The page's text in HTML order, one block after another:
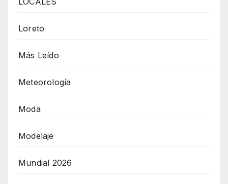
Loreto
Más Leído
Meteorología
Moda
Modelaje
Mundial 2026